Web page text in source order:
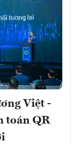
Việt -
toán QR